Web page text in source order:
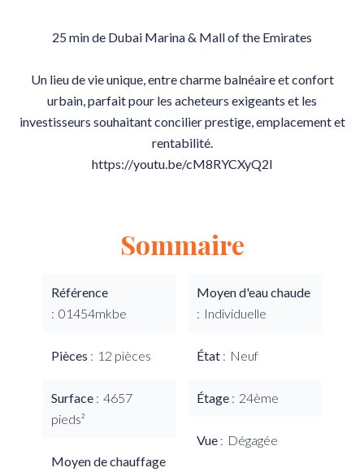
25 min de Dubai Marina & Mall of the Emirates
Un lieu de vie unique, entre charme balnéaire et confort
urbain, parfait pour les acheteurs exigeants et les
investisseurs souhaitant concilier prestige, emplacement et
rentabilité.
https://youtu.be/cM8RYCXyQ2I
Sommaire
Référence
01454mkbe
Pièces 12 pièces
Surface
4657
pieds²
Moyen de chauffage
Moyen d'eau chaude
Individuelle
État Neuf
Étage 24ème
Vue Dégagée